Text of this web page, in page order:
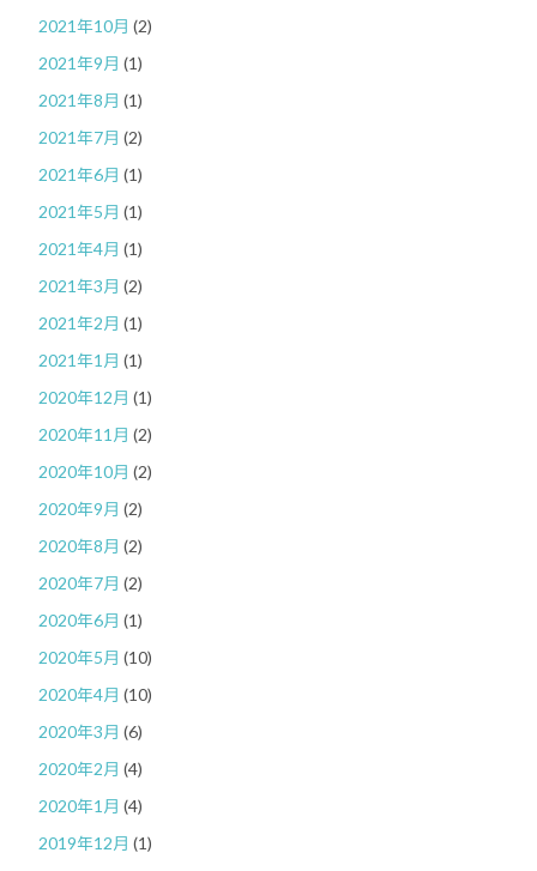
2021年10月 (2)
2021年9月 (1)
2021年8月 (1)
2021年7月 (2)
2021年6月 (1)
2021年5月 (1)
2021年4月 (1)
2021年3月 (2)
2021年2月 (1)
2021年1月 (1)
2020年12月 (1)
2020年11月 (2)
2020年10月 (2)
2020年9月 (2)
2020年8月 (2)
2020年7月 (2)
2020年6月 (1)
2020年5月 (10)
2020年4月 (10)
2020年3月 (6)
2020年2月 (4)
2020年1月 (4)
2019年12月 (1)